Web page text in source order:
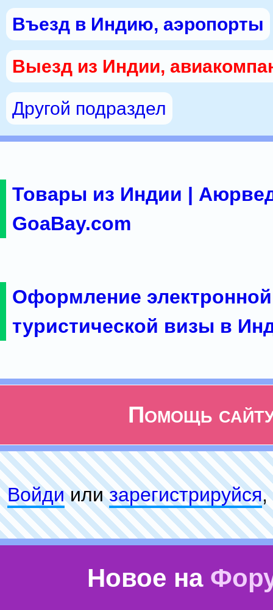
Въезд в Индию, аэропорты
Выезд из Индии,
Другой подраздел
Товары из Индии |
GoaBay.com
Оформление электронной
туристической визы в
Помощь
Войдиилизарeгиcтpируйся,
Новое на